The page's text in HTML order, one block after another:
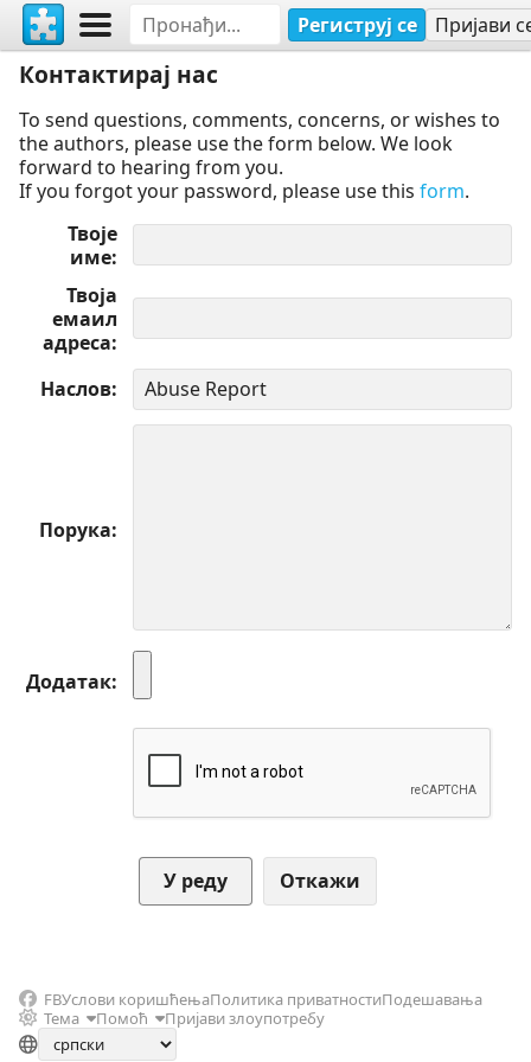
Региструј се Пријави
Контактирај нас
To send questions, comments, concerns, or wishes to
the authors, please use the form below. We look
forward to hearing from you.
If you forgot your password, please use this form.
Твоје
име
Твоја
емаил
адреса
Наслов
Порука
Додатак
Откажи
FBУслови коришћењаПолитика приватностиПодешавања
Тема
Помоћ Пријави злоупотребу